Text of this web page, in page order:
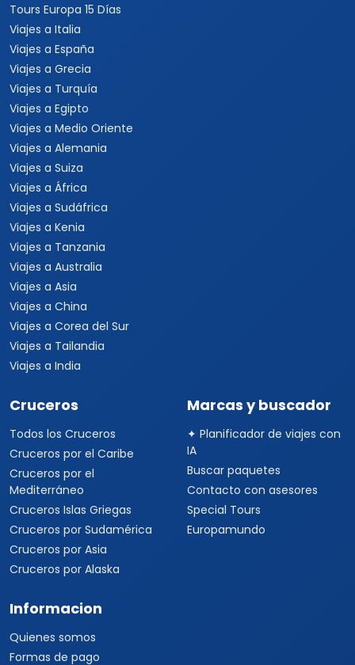
Tours Europa 15 Días
Viajes a Italia
Viajes a España
Viajes a Grecia
Viajes a Turquía
Viajes a Egipto
Viajes a Medio Oriente
Viajes a Alemania
Viajes a Suiza
Viajes a África
Viajes a Sudáfrica
Viajes a Kenia
Viajes a Tanzania
Viajes a Australia
Viajes a Asia
Viajes a China
Viajes a Corea del Sur
Viajes a Tailandia
Viajes a India
Cruceros
Todos los Cruceros
Cruceros por el Caribe
Cruceros por el
Mediterráneo
Cruceros Islas Griegas
Cruceros por Sudamérica
Cruceros por Asia
Cruceros por Alaska
Marcas y buscador
✦ Planificador de viajes con
IA
Buscar paquetes
Contacto con asesores
Special Tours
Europamundo
Informacion
Quienes somos
Formas de pago